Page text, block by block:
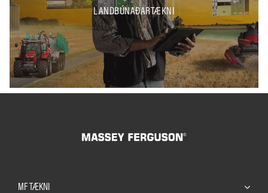
LANDBÚNAÐARTÆKNI
MF TÆKNI